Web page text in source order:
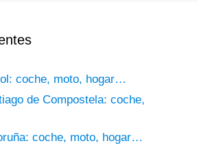
coche, moto, hogar…
de Compostela: coche,
coche, moto, hogar…